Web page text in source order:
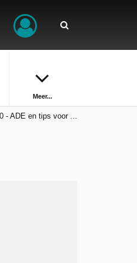
Meer...
- ADE en tips voor ...